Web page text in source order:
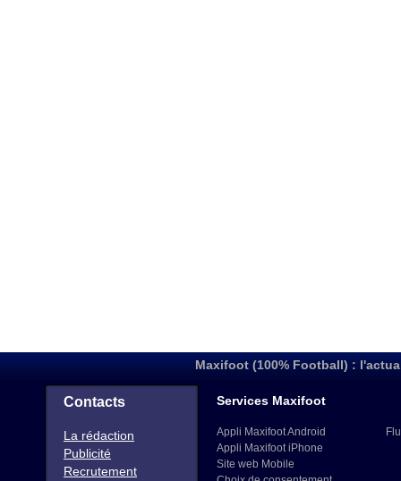
Maxifoot (100% Football) :
Contacts
La rédaction
Publicité
Recrutement
Services Maxifoot
Appli Maxifoot Android
Appli Maxifoot iPhone
Site web Mobile